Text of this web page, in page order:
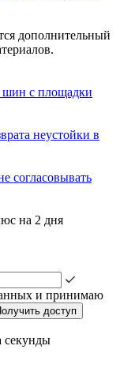
дополнительный
шин с площадки
неустойки в
согласовывать
на 2 дня
и принимаю
доступ
секунды